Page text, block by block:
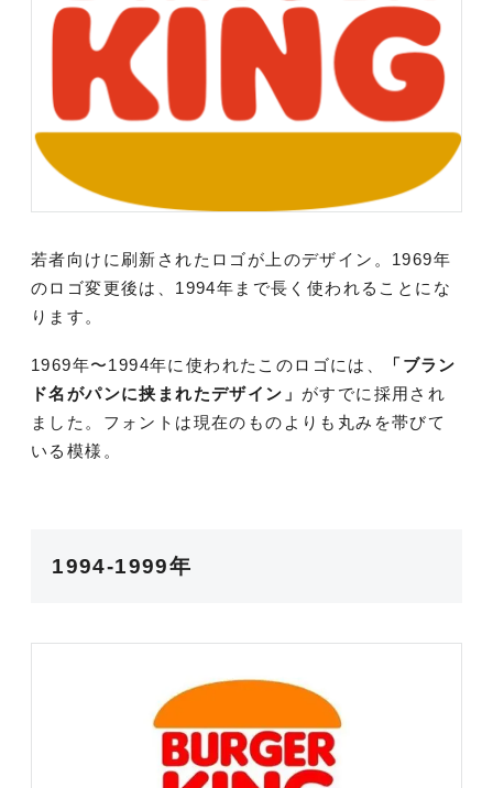
若者向けに刷新されたロゴが上のデザイン。1969年
のロゴ変更後は、1994年まで長く使われることにな
ります。
1969年〜1994年に使われたこのロゴには、
「ブラン
ド名がパンに挟まれたデザイン」 がすでに採用され
ました。フォントは現在のものよりも丸みを帯びて
いる模様。
1994-1999年